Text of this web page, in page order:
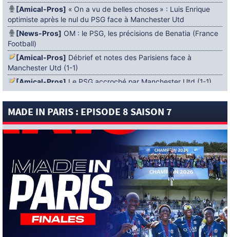
[Amical-Pros] « On a vu de belles choses » : Luis Enrique
optimiste après le nul du PSG face à Manchester Utd
[News-Pros] OM : le PSG, les précisions de Benatia (France
Football)
[Amical-Pros] Débrief et notes des Parisiens face à
Manchester Utd (1-1)
[Amical-Pros] Le PSG accroché par Manchester Utd (1-1)
5 AOÛT 2026
[News-Pros]Le Barça aurait fixé une deadline au PSG dans
le dossier Ferran Torres (Diario Sport)
[News-Pros]Amical : Le groupe du PSG avec 15 Titis face à
Majorque ! (Officiel)
[News-Pros]
Rumeur : Le Bayer Leverkusen aurait lancé des
négociations pour Ibrahim Mbaye (Ben Jacobs)
[News-Pros]Aston Villa : Manzambi absent face au PSG ?
(The Athletic)
Vidéo : Neymar chambre ses adversaires !
MADE IN PARIS : EPISODE 8 SAISON 7